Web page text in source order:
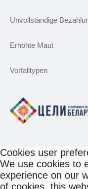
Unvollständige
Erhöhte Maut
Vorfalltypen
Cookies user
We use cookies to
experience on our
of cookies, this